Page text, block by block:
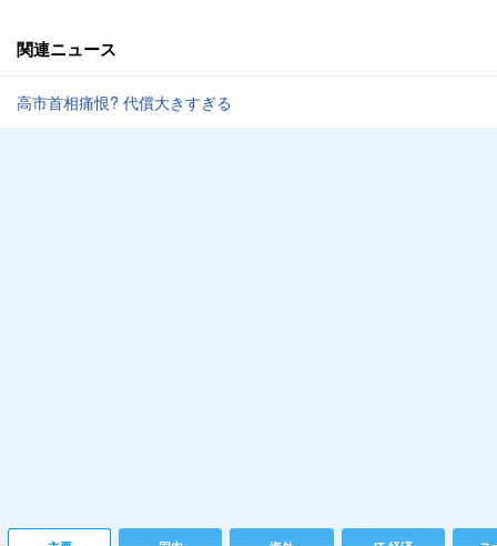
関連ニュース
高市首相痛恨? 代償大きすぎる